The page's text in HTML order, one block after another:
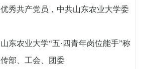
秀共产党员，中共山东农业大学委
东农业大学“五· 四青年岗位能手”称
部、工会、团委